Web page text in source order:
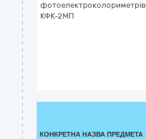
фотоелектроколориметрів
КФК-2МП
КОНКРЕТНА НАЗВА ПРЕДМЕТА